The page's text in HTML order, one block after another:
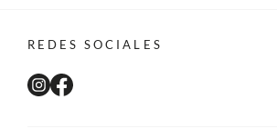
REDES SOCIALES